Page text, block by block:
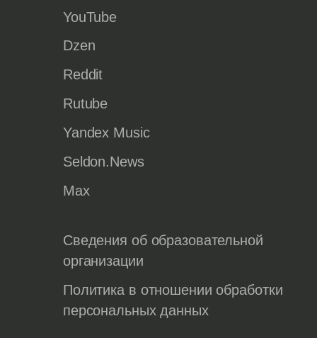
YouTube
Dzen
Reddit
Rutube
Yandex Music
Seldon.News
Max
Сведения об образовательной
организации
Политика в отношении обработки
персональных данных